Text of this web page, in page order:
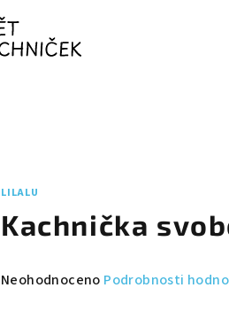
LILALU
Kachnička
Průměrné
Neohodnoceno Podrobnosti